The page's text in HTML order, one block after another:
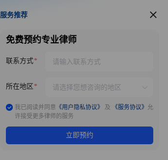
服务推荐
服务推荐
免费预约专业律师
联系方式
所在地区
我已阅读并同意 《用户隐私协议》 及 《服务协议》 允
许接受更多律师的服务
立即预约